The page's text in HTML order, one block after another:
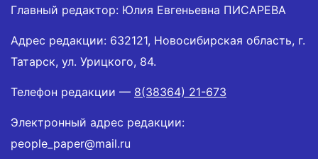
Главный редактор: Юлия Евгеньевна ПИСАРЕВА
Адрес редакции: 632121, Новосибирская область, г.
Татарск, ул. Урицкого, 84.
Телефон редакции — 8(38364) 21-673
Электронный адрес редакции:
people_paper@mail.ru